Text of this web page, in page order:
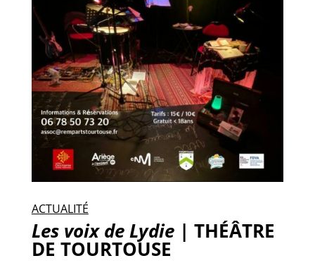
ACTUALITÉ
Les voix de Lydie | THÉÂTRE
DE TOURTOUSE